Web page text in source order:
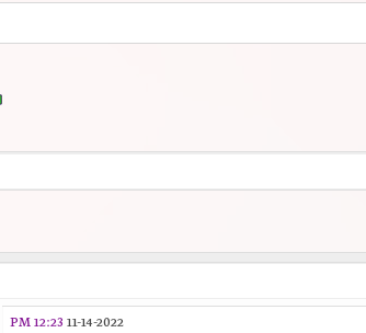
11-14-2022
12:23 PM